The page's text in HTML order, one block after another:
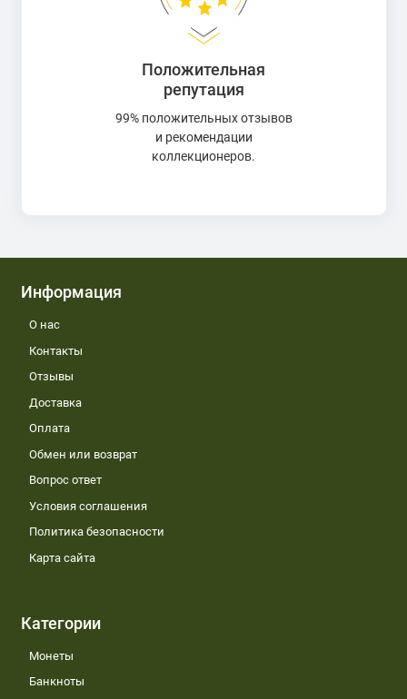
Положительная
репутация
99% положительных отзывов
и рекомендации
коллекционеров.
Информация
О нас
Контакты
Отзывы
Доставка
Оплата
Обмен или возврат
Вопрос ответ
Условия соглашения
Политика безопасности
Карта сайта
Категории
Монеты
Банкноты